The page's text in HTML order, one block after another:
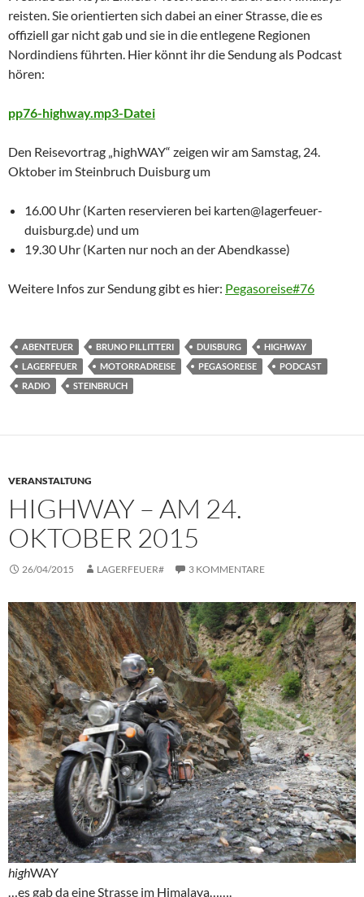
reisten. Sie orientierten sich dabei an einer Strasse, die es
offiziell gar nicht gab und sie in die entlegene Regionen
Nordindiens führten. Hier könnt ihr die Sendung als Podcast
hören:
pp76-highway.mp3-Datei
Den Reisevortrag „highWAY“ zeigen wir am Samstag, 24.
Oktober im Steinbruch Duisburg um
16.00 Uhr (Karten reservieren bei karten@lagerfeuer-
duisburg.de) und um
19.30 Uhr (Karten nur noch an der Abendkasse)
Weitere Infos zur Sendung gibt es hier: Pegasoreise#76
ABENTEUER BRUNO PILLITTERI DUISBURG
HIGHWAY
LAGERFEUER
MOTORRADREISE PEGASOREISE
PODCAST
RADIO
STEINBRUCH
VERANSTALTUNG
HIGHWAY – AM 24.
OKTOBER 2015
26/04/2015 LAGERFEUER# 3 KOMMENTARE
highWAY
…es gab da eine Strasse im Himalaya…….